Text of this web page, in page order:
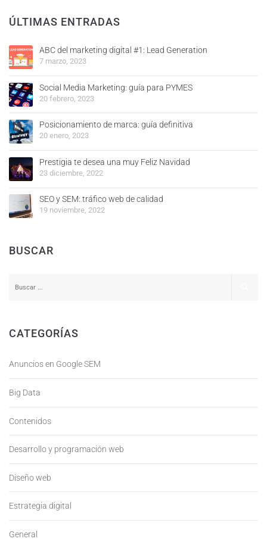
ÚLTIMAS ENTRADAS
ABC del marketing digital #1: Lead Generation
7 marzo, 2023
Social Media Marketing: guía para PYMES
20 febrero, 2023
Posicionamiento de marca: guía definitiva
20 enero, 2023
Prestigia te desea una muy Feliz Navidad
23 diciembre, 2022
SEO y SEM: tráfico web de calidad
19 noviembre, 2022
BUSCAR
CATEGORÍAS
Anuncios en Google SEM
Big Data
Contenidos
Desarrollo y programación web
Diseño web
Estrategia digital
General